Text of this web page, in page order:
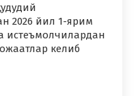
2026 йил 1-ярим
истеъмолчилардан
келиб